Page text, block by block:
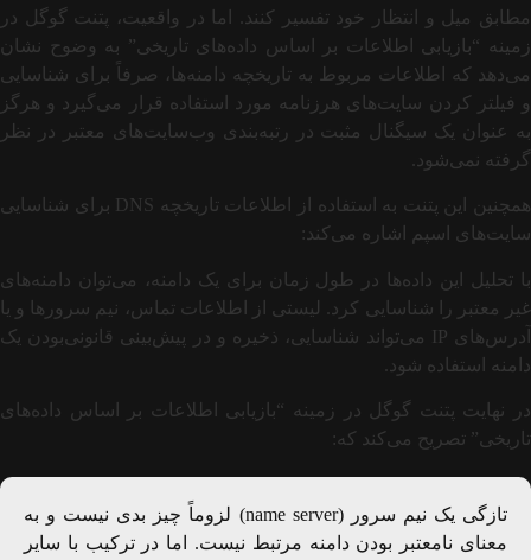
مطابق میل و انتظار خود تفسیر کنند. اما در واقعیت، پتنت گوگل در
زمینه “بازیابی اطلاعات بر اساس داده‌های تاریخی” به وضوح نشان
می‌دهد که اطلاعات مربوط به تاریخچه دامنه‌ها، صرفاً برای شناسایی
و فیلتر کردن سایت‌های هرزنامه مورد استفاده قرار می‌گیرد و هرگز
به عنوان یک سیگنال مثبت در رتبه‌بندی وب‌سایت‌های معتبر در نظر
گرفته نمی‌شود.
همچنین این پتنت به استفاده از اطلاعات تاریخچه DNS برای شناسایی
سایت‌های اسپم اشاره می‌کند:
با تحلیل این داده‌ها در طول زمان برای یک دامنه، می‌توان دامنه‌های
غیر معتبر را شناسایی کرد. لیستی از اطلاعات تماس، نیم سرورها و یا
آدرس‌های IP می‌تواند شناسایی، ذخیره و در پیش‌بینی قانونی‌بودن یک
دامنه استفاده شود.
در نهایت پتنت گوگل در زمینه “بازیابی اطلاعات بر اساس داده‌های
تاریخی” تصریح می‌کند که:
تازگی یک نیم سرور (name server) لزوماً چیز بدی نیست و به
معنای نامعتبر بودن دامنه مرتبط نیست. اما در ترکیب با سایر